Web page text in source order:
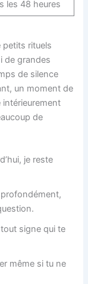
les 48 heures
petits rituels
de grandes
de silence
un moment de
intérieurement
de
je reste
signe qui te
même si tu ne